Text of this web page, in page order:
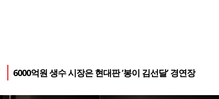
6000억원 생수 시장은 현대판 ‘봉이 김선달’ 경연장